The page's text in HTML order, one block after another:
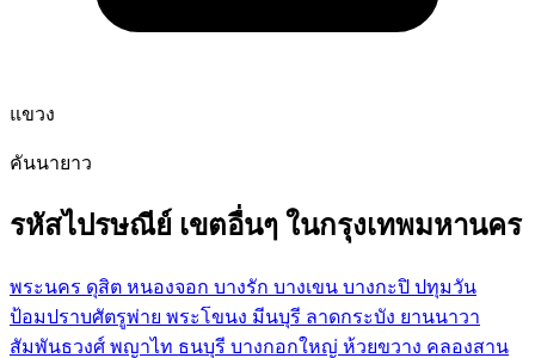
แขวง
คันนายาว
รหัสไปรษณีย์ เขตอื่นๆ ในกรุงเทพมหานคร
พระนคร ดุสิต หนองจอก บางรัก บางเขน บางกะปิ ปทุมวัน
ป้อมปราบศัตรูพ่าย พระโขนง มีนบุรี ลาดกระบัง ยานนาวา
สัมพันธวงศ์ พญาไท ธนบุรี บางกอกใหญ่ ห้วยขวาง คลองสาน